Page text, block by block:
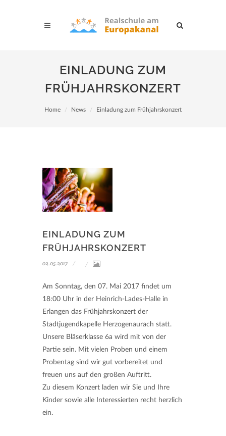
EINLADUNG ZUM
FRÜHJAHRSKONZERT
Home News Einladung zum Frühjahrskonzert
EINLADUNG ZUM
FRÜHJAHRSKONZERT
02.05.2017
Am Sonntag, den 07. Mai 2017 findet um
18:00 Uhr in der Heinrich-Lades-Halle in
Erlangen das Frühjahrskonzert der
Stadtjugendkapelle Herzogenaurach statt.
Unsere Bläserklasse 6a wird mit von der
Partie sein. Mit vielen Proben und einem
Probentag sind wir gut vorbereitet und
freuen uns auf den großen Auftritt.
Zu diesem Konzert laden wir Sie und Ihre
Kinder sowie alle Interessierten recht herzlich
ein.